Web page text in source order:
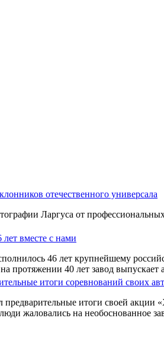
отечественного универсала
Ларгуса от
вместе с нами
46 лет крупнейшему
протяжении 40 лет завод выпускает
итоги соревнований своих
итоги своей акции
жаловались на необоснованное